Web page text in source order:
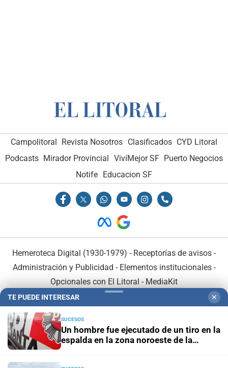
Campolitoral Revista Nosotros Clasificados CYD Litoral
Podcasts Mirador Provincial VivíMejor SF Puerto Negocios
Notife Educacion SF
Hemeroteca Digital (1930-1979) - Receptorías de avisos -
Administración y Publicidad - Elementos institucionales-
Opcionales con El Litoral - MediaKit
TE PUEDE INTERESAR ✕
SUCESOS
Un hombre fue ejecutado de un tiro en la
espalda en la zona noroeste de la